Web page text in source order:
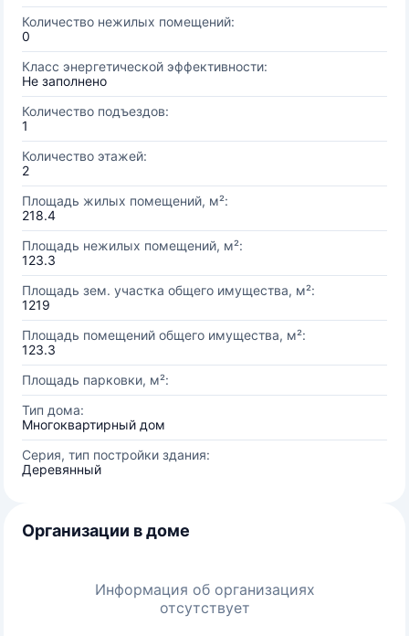
Количество нежилых помещений:
0
Класс энергетической эффективности:
Не заполнено
Количество подъездов:
1
Количество этажей:
2
Площадь жилых помещений, м²:
218.4
Площадь нежилых помещений, м²:
123.3
Площадь зем. участка общего имущества, м²:
1219
Площадь помещений общего имущества, м²:
123.3
Площадь парковки, м²:
Тип дома:
Многоквартирный дом
Серия, тип постройки здания:
Деревянный
Организации в доме
Информация об организациях
отсутствует